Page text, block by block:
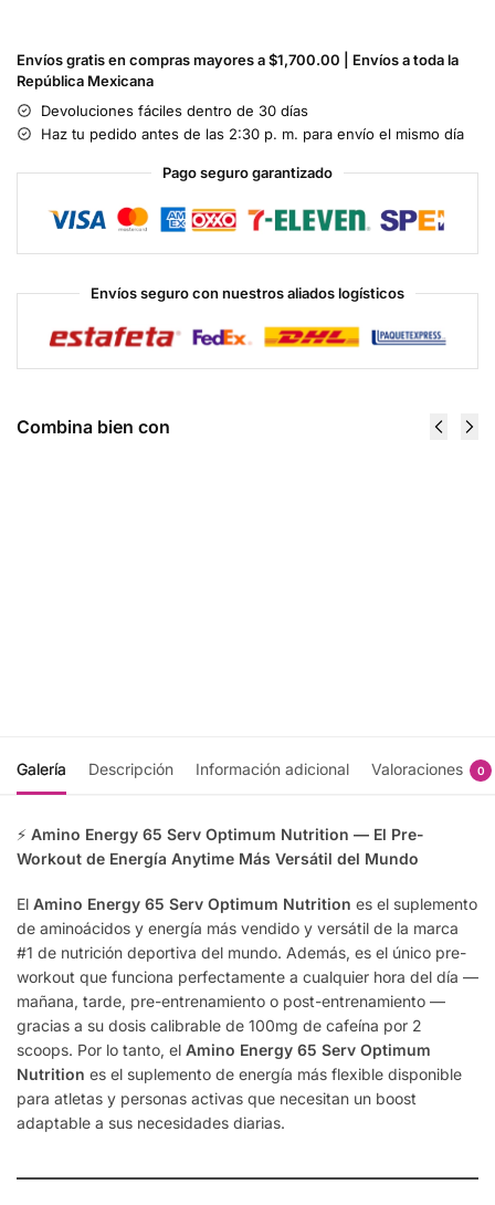
Envíos gratis en compras mayores a $1,700.00 | Envíos a toda la
República Mexicana
Devoluciones fáciles dentro de 30 días
Haz tu pedido antes de las 2:30 p. m. para envío el mismo día
Pago seguro garantizado
Envíos seguro con nuestros aliados logísticos
Combina bien con
Galería Descripción Información adicional Valoraciones 0
⚡ Amino Energy 65 Serv Optimum Nutrition — El Pre-
Workout de Energía Anytime Más Versátil del Mundo
El Amino Energy 65 Serv Optimum Nutrition es el suplemento
de aminoácidos y energía más vendido y versátil de la marca
#1 de nutrición deportiva del mundo. Además, es el único pre-
workout que funciona perfectamente a cualquier hora del día —
mañana, tarde, pre-entrenamiento o post-entrenamiento —
gracias a su dosis calibrable de 100mg de cafeína por 2
scoops. Por lo tanto, el Amino Energy 65 Serv Optimum
Nutrition es el suplemento de energía más flexible disponible
para atletas y personas activas que necesitan un boost
adaptable a sus necesidades diarias.